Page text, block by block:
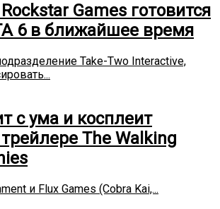
Games готовится
6 в ближайшее время
Take-Two Interactive,
с ума и косплеит
The Walking
и Flux Games (Cobra Kai,...